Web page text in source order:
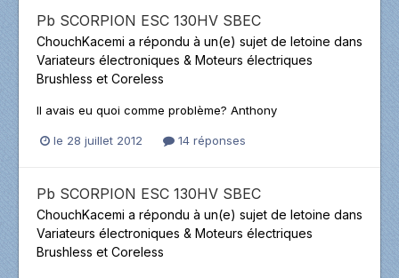
Pb SCORPION ESC 130HV SBEC
ChouchKacemi a répondu à un(e) sujet de letoine dans
Variateurs électroniques & Moteurs électriques
Brushless et Coreless
Il avais eu quoi comme problème? Anthony
le 28 juillet 2012 14 réponses
Pb SCORPION ESC 130HV SBEC
ChouchKacemi a répondu à un(e) sujet de letoine dans
Variateurs électroniques & Moteurs électriques
Brushless et Coreless